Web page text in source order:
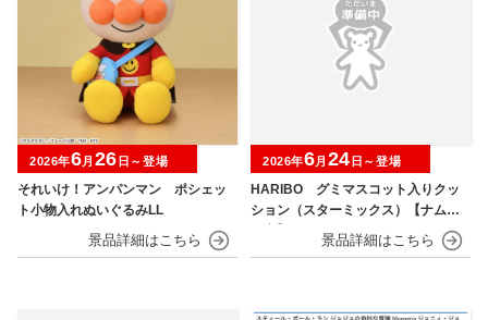
それいけ！アンパンマン ポシェッ
ト小物入れぬいぐるみLL
2026年6月 26 日～登場
HARIBO グミマスコット入りクッ
ション（スターミックス）【ナムコ
2026年6月 24 日～登場